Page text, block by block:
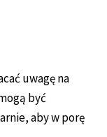
uwagę na
być
aby w porę